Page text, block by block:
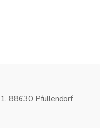
88630 Pfullendorf